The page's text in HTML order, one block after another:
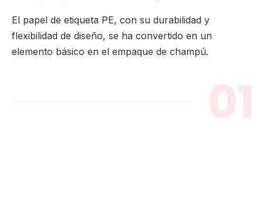
El papel de etiqueta PE, con su durabilidad y
flexibilidad de diseño, se ha convertido en un
elemento básico en el empaque de champú.